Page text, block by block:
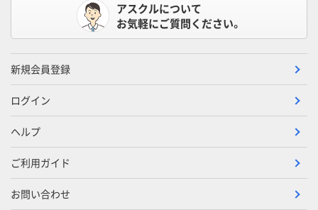
アスクルについて
お気軽にご質問ください。
新規会員登録
ログイン
ヘルプ
ご利用ガイド
お問い合わせ